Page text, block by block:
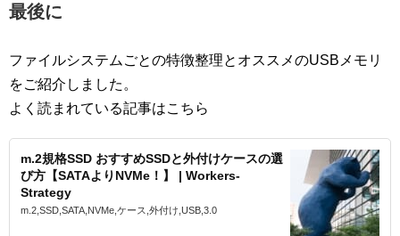
最後に
ファイルシステムごとの特徴整理とオススメのUSBメモリ
をご紹介しました。
よく読まれている記事はこちら
m.2規格SSD おすすめSSDと外付けケースの選
び方【SATAよりNVMe！】 | Workers-
Strategy
m.2,SSD,SATA,NVMe,ケース,外付け,USB,3.0